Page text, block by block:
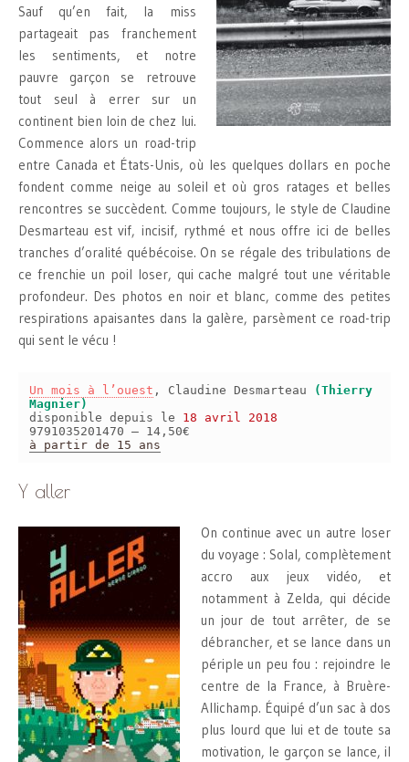
Sauf qu’en fait, la miss
partageait pas franchement
les sentiments, et notre
pauvre garçon se retrouve
tout seul à errer sur un
continent bien loin de chez lui.
Commence alors un road-trip
entre Canada et États-Unis, où les quelques dollars en poche
fondent comme neige au soleil et où gros ratages et belles
rencontres se succèdent. Comme toujours, le style de Claudine
Desmarteau est vif, incisif, rythmé et nous offre ici de belles
tranches d’oralité québécoise. On se régale des tribulations de
ce frenchie un poil loser, qui cache malgré tout une véritable
profondeur. Des photos en noir et blanc, comme des petites
respirations apaisantes dans la galère, parsèment ce road-trip
qui sent le vécu !
Un mois à l’ouest , Claudine Desmarteau
(Thierry
Magnier)
disponible depuis le 18 avril 2018
9791035201470 – 14,50€
à partir de 15 ans
Y aller
On continue avec un autre loser
du voyage : Solal, complètement
accro aux jeux vidéo, et
notamment à Zelda, qui décide
un jour de tout arrêter, de se
débrancher, et se lance dans un
périple un peu fou : rejoindre le
centre de la France, à Bruère-
Allichamp. Équipé d’un sac à dos
plus lourd que lui et de toute sa
motivation, le garçon se lance, il